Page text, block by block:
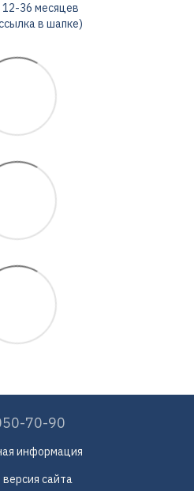
36 месяцев
в шапке)
70-90
информация
сайта